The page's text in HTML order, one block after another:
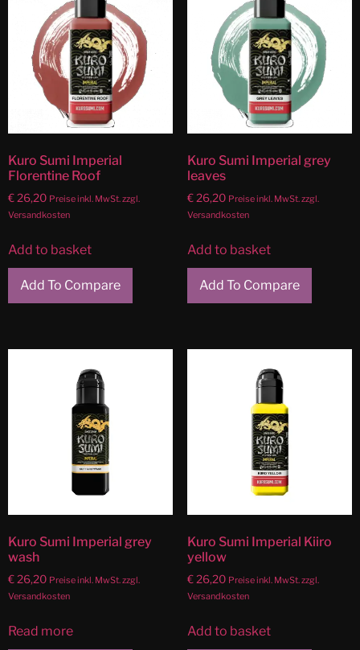
Kuro Sumi Imperial
Florentine Roof
€26,20 Preise inkl. MwSt. zzgl.
Versandkosten
Add to basket
Add To Compare
Kuro Sumi Imperial grey
leaves
€26,20 Preise inkl. MwSt. zzgl.
Versandkosten
Add to basket
Add To Compare
Kuro Sumi Imperial grey
wash
€26,20 Preise inkl. MwSt. zzgl.
Versandkosten
Read more
Kuro Sumi Imperial Kiiro
yellow
€26,20 Preise inkl. MwSt. zzgl.
Versandkosten
Add to basket